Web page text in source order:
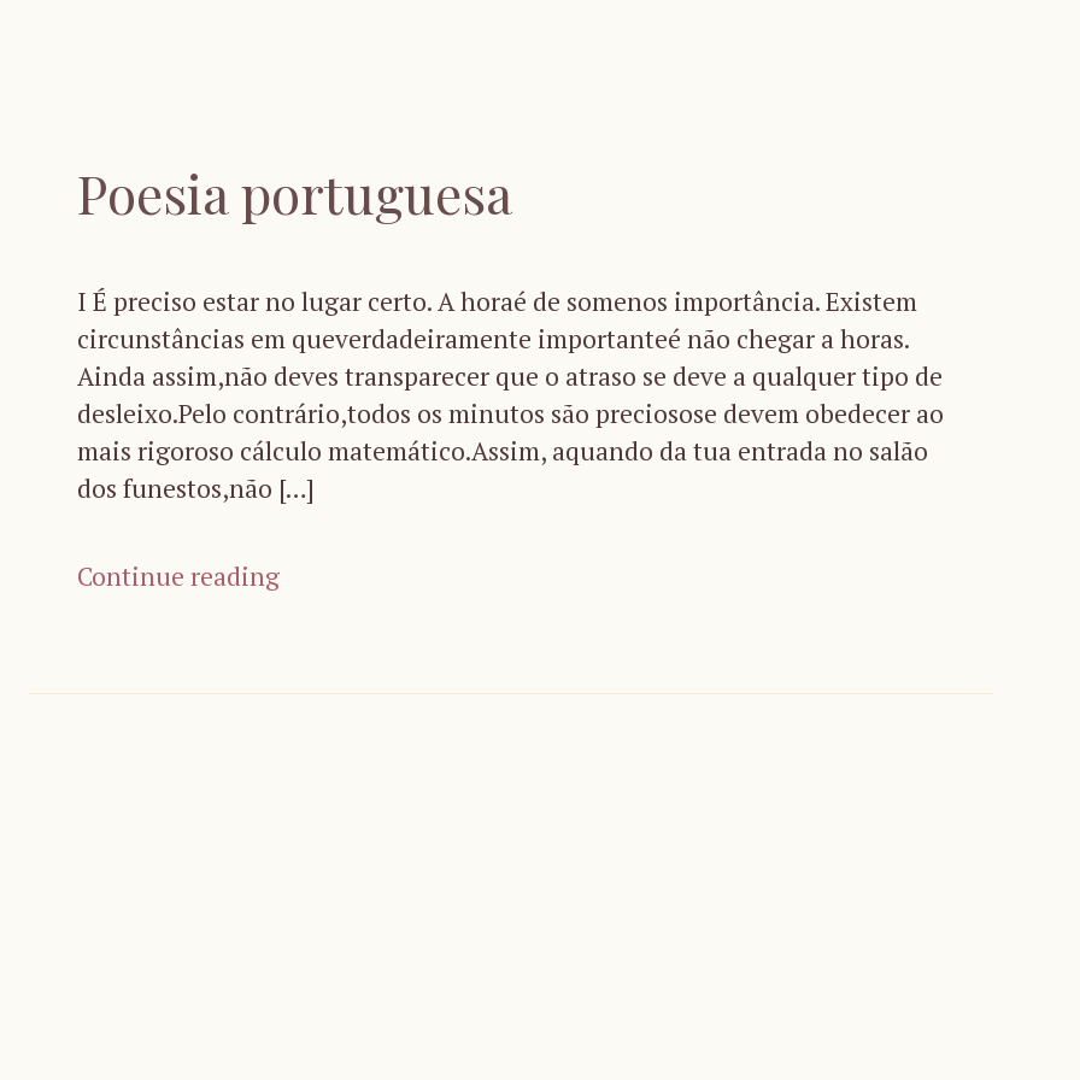
Poesia portuguesa
I É preciso estar no lugar certo. A horaé de somenos importância. Existem
circunstâncias em queverdadeiramente importanteé não chegar a horas.
Ainda assim,não deves transparecer que o atraso se deve a qualquer tipo de
desleixo.Pelo contrário,todos os minutos são preciosose devem obedecer ao
mais rigoroso cálculo matemático.Assim, aquando da tua entrada no salão
dos funestos,não […]
Continue reading